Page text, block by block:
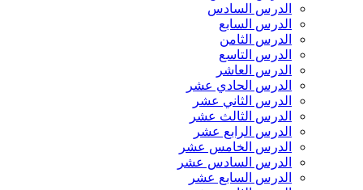
الدرس السادس
الدرس السابع
الدرس الثامن
الدرس التاسع
الدرس العاشر
الدرس الحادي عشر
الدرس الثاني عشر
الدرس الثالث عشر
الدرس الرابع عشر
الدرس الخامس عشر
الدرس السادس عشر
الدرس السابع عشر